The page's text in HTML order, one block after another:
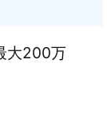
大200万